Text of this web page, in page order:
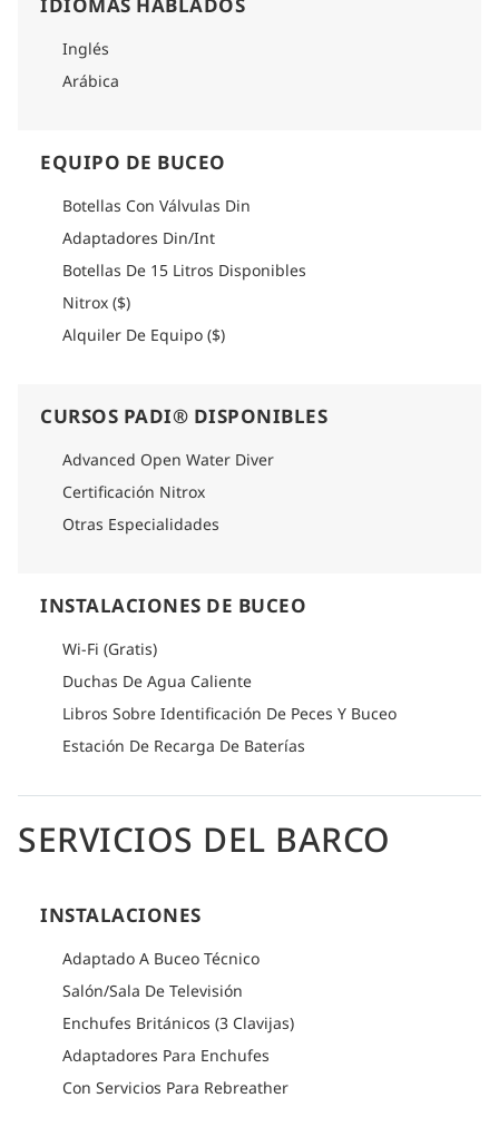
Inglés
Arábica
EQUIPO DE BUCEO
Botellas Con Válvulas Din
Adaptadores Din/Int
Botellas De 15 Litros Disponibles
Nitrox ($)
Alquiler De Equipo ($)
CURSOS PADI® DISPONIBLES
Advanced Open Water Diver
Certificación Nitrox
Otras Especialidades
INSTALACIONES DE BUCEO
Wi-Fi (Gratis)
Duchas De Agua Caliente
Libros Sobre Identificación De Peces Y Buceo
Estación De Recarga De Baterías
SERVICIOS DEL BARCO
INSTALACIONES
Adaptado A Buceo Técnico
Salón/Sala De Televisión
Enchufes Británicos (3 Clavijas)
Adaptadores Para Enchufes
Con Servicios Para Rebreather